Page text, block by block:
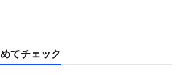
めてチェック